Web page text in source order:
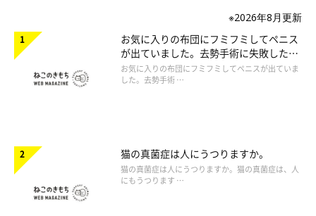
※2026年8月更新
お気に入りの布団にフミフミしてペニス
が出ていました。去勢手術に失敗したの
でしょうか。
お気に入りの布団にフミフミしてペニスが出ていま
した。去勢手術 …
猫の真菌症は人にうつりますか。
猫の真菌症は人にうつりますか。猫の真菌症は、人
にもうつります …